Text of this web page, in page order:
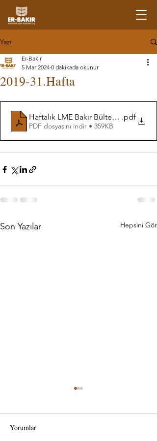
Yazı
2019-31.Hafta
Er-Bakır
5 Mar 2024 0 dakikada okunur
Haftalık LME Bakır Bülteni-31. Hafta
.pdf
PDF dosyasını indir • 359KB
Son Yazılar Hepsini Gör
Yorumlar